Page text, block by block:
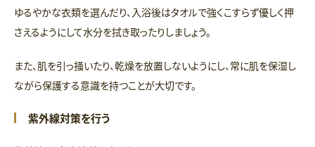
ゆるやかな衣類を選んだり、入浴後はタオルで強くこすらず優しく押
さえるようにして水分を拭き取ったりしましょう。
また、肌を引っ掻いたり、乾燥を放置しないようにし、常に肌を保湿し
ながら保護する意識を持つことが大切です。
紫外線対策を行う